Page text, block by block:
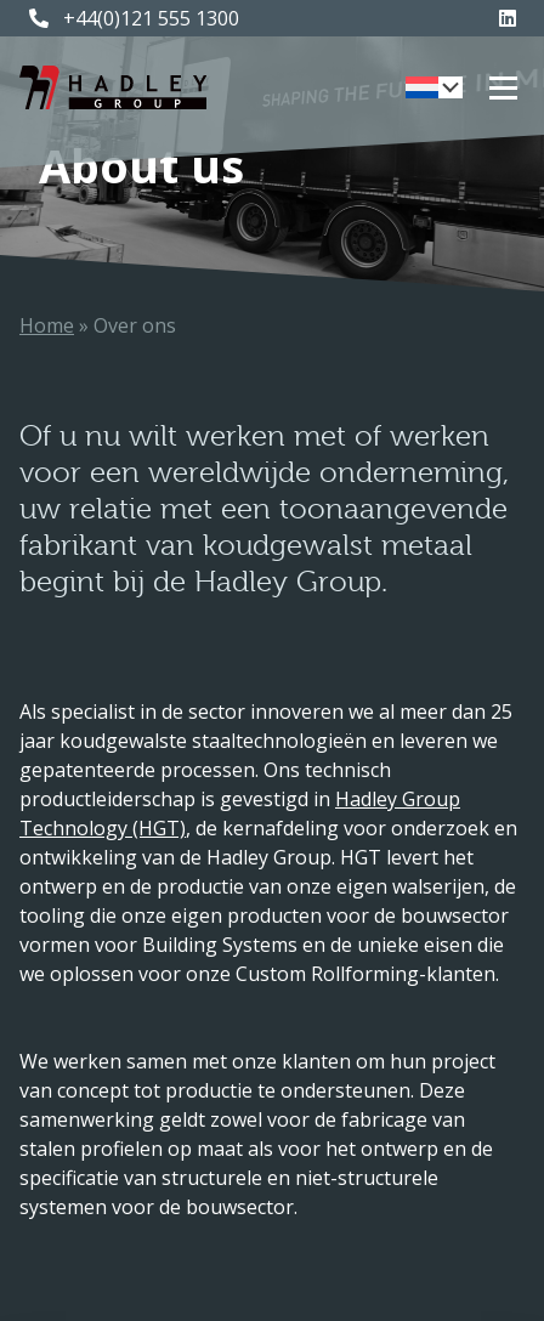
+44(0)121 555 1300
About us
Home » Over ons
Of u nu wilt werken met of werken
voor een wereldwijde onderneming,
uw relatie met een toonaangevende
fabrikant van koudgewalst metaal
begint bij de Hadley Group.
Als specialist in de sector innoveren we al meer dan 25
jaar koudgewalste staaltechnologieën en leveren we
gepatenteerde processen. Ons technisch
productleiderschap is gevestigd in Hadley Group
Technology (HGT), de kernafdeling voor onderzoek en
ontwikkeling van de Hadley Group. HGT levert het
ontwerp en de productie van onze eigen walserijen, de
tooling die onze eigen producten voor de bouwsector
vormen voor Building Systems en de unieke eisen die
we oplossen voor onze Custom Rollforming-klanten.
We werken samen met onze klanten om hun project
van concept tot productie te ondersteunen. Deze
samenwerking geldt zowel voor de fabricage van
stalen profielen op maat als voor het ontwerp en de
specificatie van structurele en niet-structurele
systemen voor de bouwsector.